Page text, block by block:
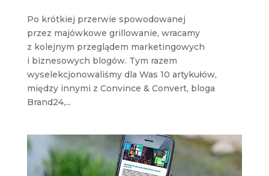
Po krótkiej przerwie spowodowanej
przez majówkowe grillowanie, wracamy
z kolejnym przeglądem marketingowych
i biznesowych blogów. Tym razem
wyselekcjonowaliśmy dla Was 10 artykułów,
między innymi z Convince & Convert, bloga
Brand24,...